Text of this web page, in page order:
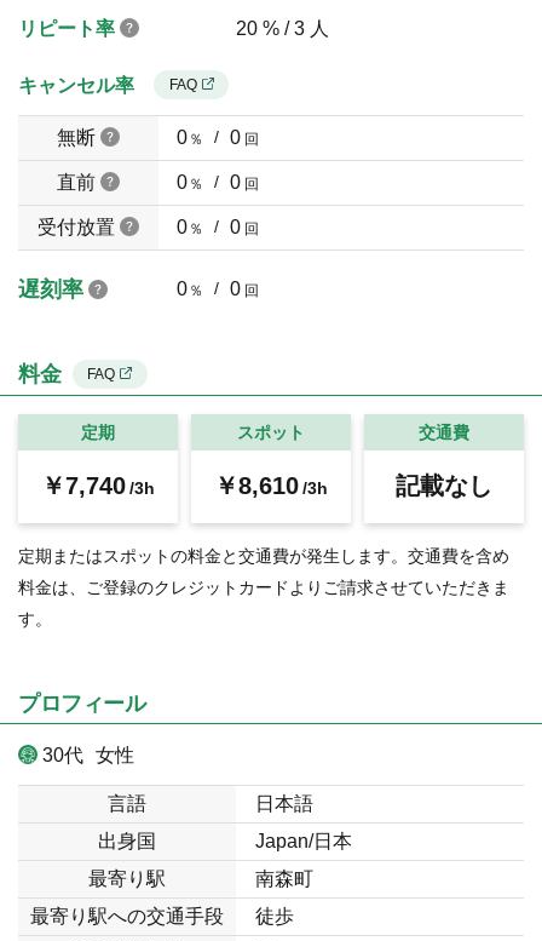
リピート率 20 % / 3 人
キャンセル率 FAQ
無断 0％ / 0 回
直前 0％ / 0 回
受付放置 0％ / 0 回
遅刻率 0％ / 0 回
料金 FAQ
定期
￥7,740/3h
スポット
￥8,610/3h
交通費
記載なし
定期またはスポットの料金と交通費が発生します。交通費を含め
料金は、ご登録のクレジットカードよりご請求させていただきま
す。
プロフィール
30代 女性
言語
日本語
出身国
Japan/日本
最寄り駅
南森町
最寄り駅への交通手段
徒歩